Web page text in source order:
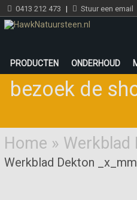
0413 212 473 | Stuur een email
PRODUCTEN ONDERHOUD
bezoek de
Home » Werkblad
Werkblad Dekton _x_mm